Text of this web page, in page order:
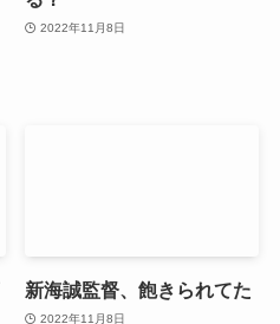
2022年11月8日
新海誠監督、飽きられてた
2022年11月8日